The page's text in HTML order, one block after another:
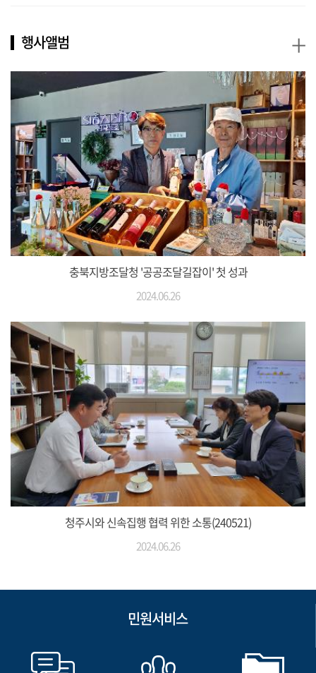
행사앨범
충북지방조달청 '공공조달길잡이' 첫 성과
2024.06.26
청주시와 신속집행 협력 위한 소통(240521)
2024.06.26
+
민원서비스